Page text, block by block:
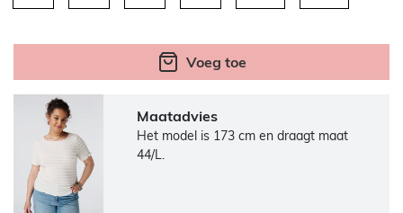
Voeg toe
Maatadvies
Het model is 173 cm en draagt maat
44/L.